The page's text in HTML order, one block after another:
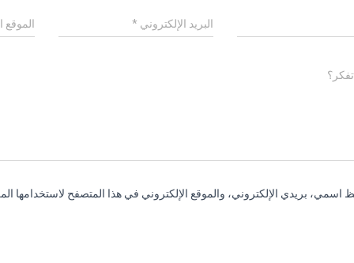
البريد الإلكتروني * الموقع
اسمي، بريدي الإلكتروني، والموقع الإلكتروني في هذا المتصفح لاستخدامها